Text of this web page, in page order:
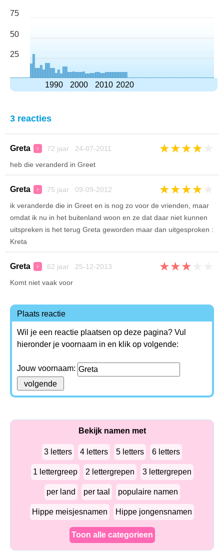
75
50
25
1990 2000 2010 2020
3 reacties
Greta ♀ 72 jaar 24-07-2011 ★★★★
heb die veranderd in Greet
Greta ♀ 75 jaar 09-09-2012 ★★★★
ik veranderde die in Greet en is nog zo voor de vrienden, maar
omdat ik nu in het buitenland woon en ze dat daar niet kunnen
uitspreken is het terug Greta geworden maar dan uitgesproken :
Kreta
Greta ♀ 62 jaar 25-12-2013 ★★★
Komt niet vaak voor
Plaats reactie
Wil je een reactie plaatsen op deze pagina? Vul
hieronder je voornaam in en klik op volgende:
Jouw voornaam:
Bekijk namen met
3 letters 4 letters 5 letters 6 letters
1 lettergreep 2 lettergrepen 3 lettergrepen
per land per taal populaire namen
Hippe meisjesnamen Hippe jongensnamen
Toon alle categorieen